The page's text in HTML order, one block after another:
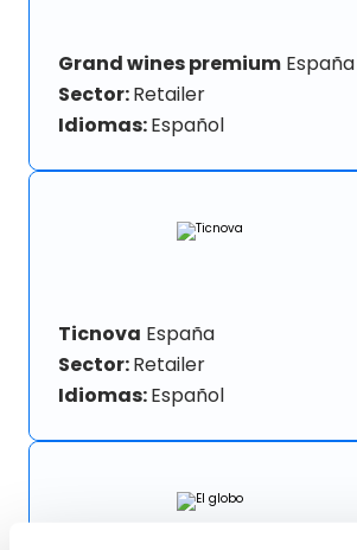
Grand wines premium España
Sector:Retailer
Idiomas:Español
Ticnova España
Sector:Retailer
Idiomas:Español